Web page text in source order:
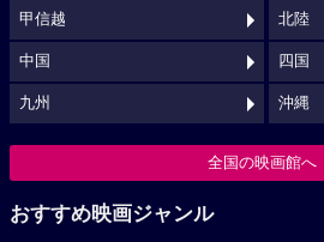
甲信越 北陸
中国 四国
九州 沖縄
全国の映画館へ
おすすめ映画ジャンル